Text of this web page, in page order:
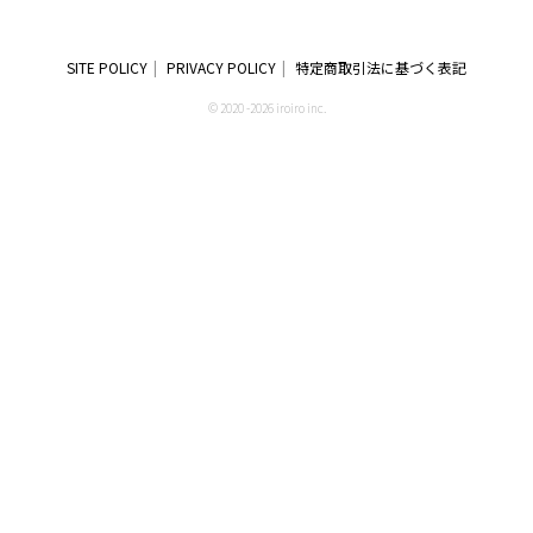
SITE POLICY PRIVACY POLICY 特定商取引法に基づく表記
© 2020 -2026 iroiro inc.